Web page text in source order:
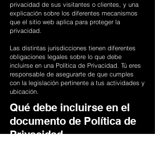
privacidad de sus visitantes o clientes, y una
explicación sobre los diferentes mecanismos
que el sitio web aplica para proteger la
privacidad.
Las distintas jurisdicciones tienen diferentes
obligaciones legales sobre lo que debe
incluirse en una Política de Privacidad. Tú eres
responsable de asegurarte de que cumples
con la legislación pertinente a tus actividades y
ubicación.
Qué debe incluirse en el
documento de Política de
Privacidad